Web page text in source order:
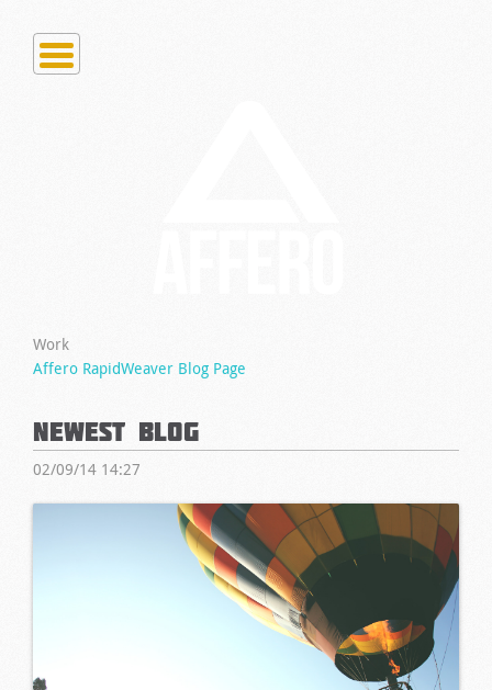
Work
Affero RapidWeaver Blog Page
Newest Blog
02/09/14 14:27